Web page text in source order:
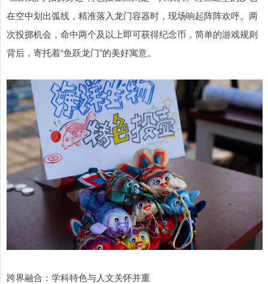
在空中划出弧线，精准落入龙门容器时，现场响起阵阵欢呼。两
次投掷机会，命中两个及以上即可获得纪念币，简单的游戏规则
背后，寄托着“鱼跃龙门”的美好寓意。
跨界融合：学科特色与人文关怀并重